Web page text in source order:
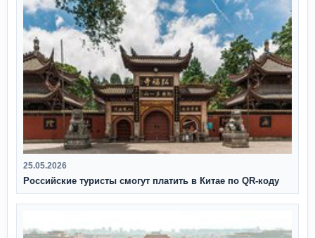
25.05.2026
Российские туристы смогут платить в Китае по QR‑коду